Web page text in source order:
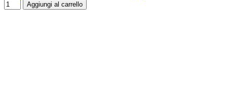
Aggiungi al carrello